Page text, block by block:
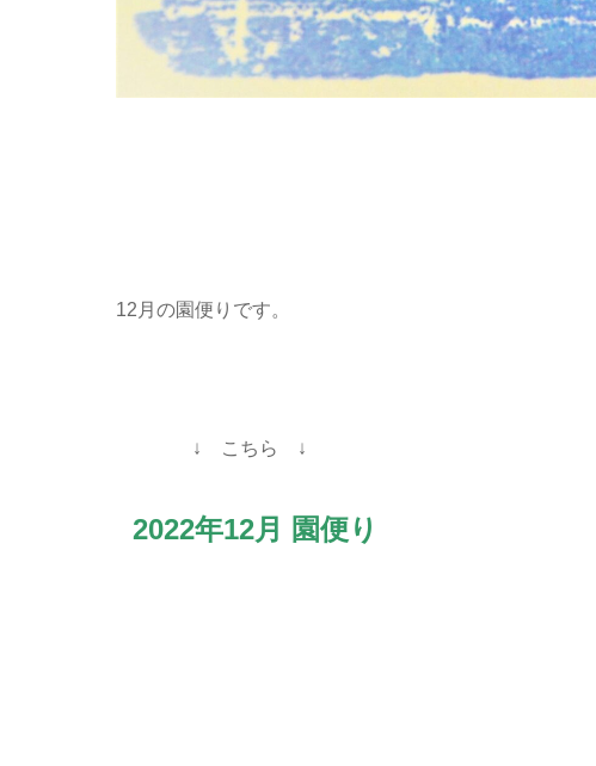
12月の園便りです。
↓ こちら ↓
2022年12月 園便り